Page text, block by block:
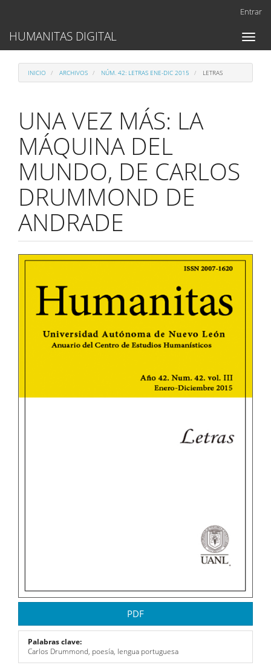
Contenido
principal
lateral
Entrar
Toggle
HUMANITAS DIGITAL
INICIO ARCHIVOS NÚM. 42: LETRAS ENE-DIC 2015 LETRAS
UNA VEZ MÁS: LA
MÁQUINA DEL
MUNDO, DE CARLOS
DRUMMOND DE
ANDRADE
Barra
lateral
del
artículo
PDF
Palabras clave:
Carlos Drummond, poesía, lengua portuguesa